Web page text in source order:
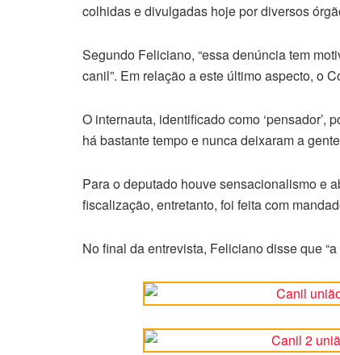
colhidas e divulgadas hoje por diversos
Segundo Feliciano, “essa denúncia tem
canil”. Em relação a este último aspecto, o
O internauta, identificado como ‘pensador’,
há bastante tempo e nunca deixaram a
Para o deputado houve sensacionalismo e
fiscalização, entretanto, foi feita com
No final da entrevista, Feliciano disse que